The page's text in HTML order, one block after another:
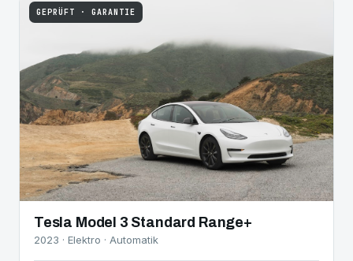
GEPRÜFT · GARANTIE
Tesla Model 3 Standard Range+
2023 · Elektro · Automatik